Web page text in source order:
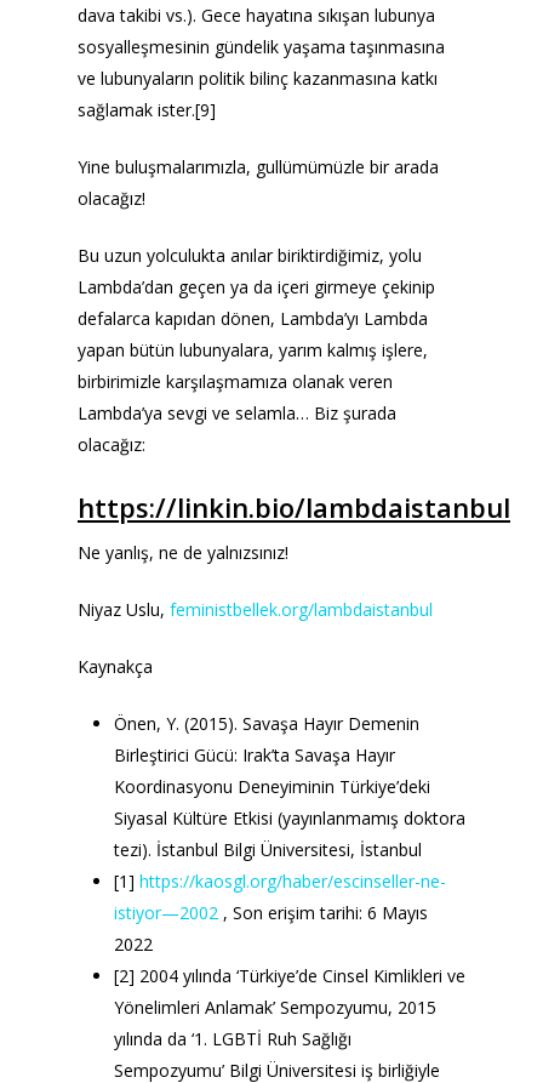
dava takibi vs.). Gece hayatına sıkışan lubunya
sosyalleşmesinin gündelik yaşama taşınmasına
ve lubunyaların politik bilinç kazanmasına katkı
sağlamak ister.[9]
Yine buluşmalarımızla, gullümümüzle bir arada
olacağız!
Bu uzun yolculukta anılar biriktirdiğimiz, yolu
Lambda’dan geçen ya da içeri girmeye çekinip
defalarca kapıdan dönen, Lambda’yı Lambda
yapan bütün lubunyalara, yarım kalmış işlere,
birbirimizle karşılaşmamıza olanak veren
Lambda’ya sevgi ve selamla… Biz şurada
olacağız:
https://linkin.bio/lambdaistanbul
Ne yanlış, ne de yalnızsınız!
Niyaz Uslu, feministbellek.org/lambdaistanbul
Kaynakça
Önen, Y. (2015). Savaşa Hayır Demenin
Birleştirici Gücü: Irak’ta Savaşa Hayır
Koordinasyonu Deneyiminin Türkiye’deki
Siyasal Kültüre Etkisi (yayınlanmamış doktora
tezi). İstanbul Bilgi Üniversitesi, İstanbul
[1] https://kaosgl.org/haber/escinseller-ne-
istiyor—2002 , Son erişim tarihi: 6 Mayıs
2022
[2] 2004 yılında ‘Türkiye’de Cinsel Kimlikleri ve
Yönelimleri Anlamak’ Sempozyumu, 2015
yılında da ‘1. LGBTİ Ruh Sağlığı
Sempozyumu’ Bilgi Üniversitesi iş birliğiyle